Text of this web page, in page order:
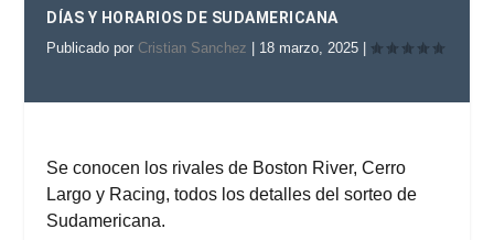
DÍAS Y HORARIOS DE SUDAMERICANA
Publicado por Cristian Sanchez 18 marzo, 2025
Se conocen los rivales de Boston River, Cerro
Largo y Racing,todos los detalles del sorteo de
Sudamericana.